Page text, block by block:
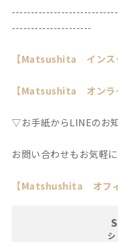
---------------------
【Matsushita インス
【Matsushita オンラ
▽お手紙からLINEのお
お問い合わせもお気軽
【Matshushita オフィ